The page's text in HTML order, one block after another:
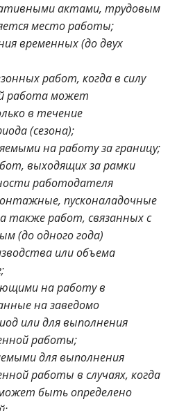
актами, трудовым
место работы;
временных (до двух
работ, когда в силу
работа может
в течение
(сезона);
на работу за границу;
выходящих за рамки
работодателя
пусконаладочные
также работ, связанных с
(до одного года)
или объема
на работу в
на заведомо
или для выполнения
работы;
для выполнения
работы в случаях, когда
быть определено